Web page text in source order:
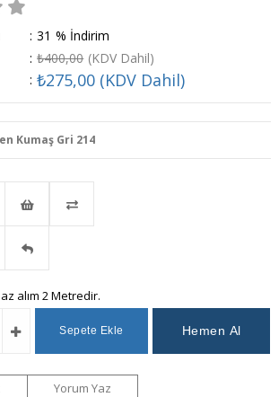
: %
31
İndirim
: ₺400,00 (KDV Dahil)
: ₺275,00 (KDV Dahil)
Kumaş Gri 214
İstek
Listeme
Ekle
Gelince
Haber
alım 2 Metredir.
Yorum Yaz